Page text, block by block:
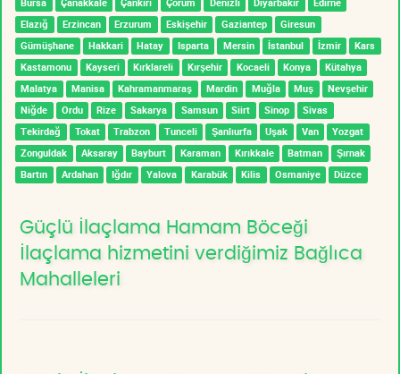
Elazığ
Erzincan Erzurum Eskişehir Gaziantep
Giresun
Gümüşhane
Hakkari Hatay Isparta Mersin İstanbul İzmir
Kars
Kastamonu
Kayseri Kırklareli Kırşehir Kocaeli Konya
Kütahya
Malatya
Manisa Kahramanmaraş Mardin Muğla Muş
Nevşehir
Niğde
Ordu Rize Sakarya Samsun Siirt Sinop
Sivas
Tekirdağ
Tokat Trabzon Tunceli Şanlıurfa Uşak Van
Yozgat
Zonguldak
Aksaray Bayburt Karaman Kırıkkale Batman
Şırnak
Bartın
Ardahan Iğdır Yalova Karabük Kilis Osmaniye Düzce
Güçlü İlaçlama Hamam Böceği
İlaçlama hizmetini verdiğimiz Bağlıca
Mahalleleri